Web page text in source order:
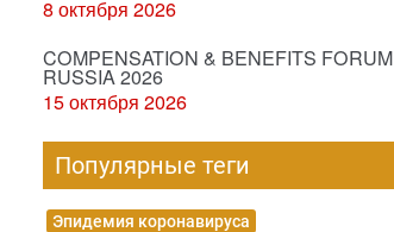
8 октября 2026
COMPENSATION & BENEFITS FORUM
RUSSIA 2026
15 октября 2026
Популярные теги
Эпидемия коронавируса